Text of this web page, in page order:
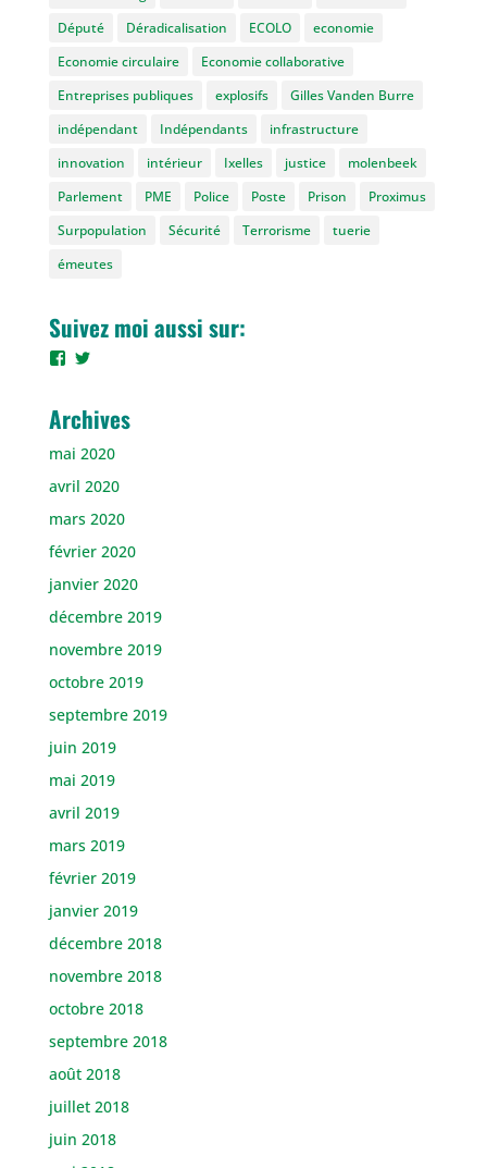
Député
Déradicalisation ECOLO
economie
Economie circulaire
Economie collaborative
Entreprises publiques
explosifs
Gilles Vanden Burre
indépendant
Indépendants
infrastructure
innovation
intérieur Ixelles justice
molenbeek
Parlement
PME Police Poste Prison
Proximus
Surpopulation
Sécurité Terrorisme
tuerie
émeutes
Suivez moi aussi sur:
Voir
gilles.burre
sur
Facebook
Voir
de
gilles_vdb
Twitter
Archives
mai 2020
avril 2020
mars 2020
février 2020
janvier 2020
décembre 2019
novembre 2019
octobre 2019
septembre 2019
juin 2019
mai 2019
avril 2019
mars 2019
février 2019
janvier 2019
décembre 2018
novembre 2018
octobre 2018
septembre 2018
août 2018
juillet 2018
juin 2018